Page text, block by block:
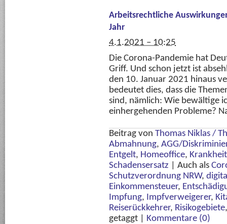
Arbeitsrechtliche
Jahr
4.1.2021 – 10:25
Die Corona-Pandemie hat
Griff. Und schon jetzt ist
den 10. Januar 2021 hinaus
bedeutet dies, dass die
sind, nämlich: Wie bewältige
einhergehenden Probleme?
Beitrag von Thomas Niklas /
Abmahnung, AGG/
Entgelt, Homeoffice, Krankheit
Schadensersatz
Auch als
Schutzverordnung NRW,
Einkommensteuer,
Impfung, Impfverweigerer,
Reiserückkehrer, Risikogebiete
getaggt
Kommentare (0)